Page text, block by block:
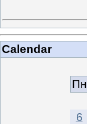
Calendar
Пн
6